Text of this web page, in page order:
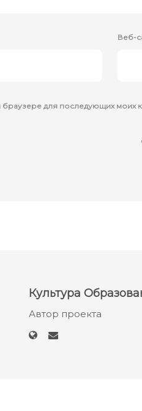
Веб-
браузере для последующих моих
Культура
Автор проекта